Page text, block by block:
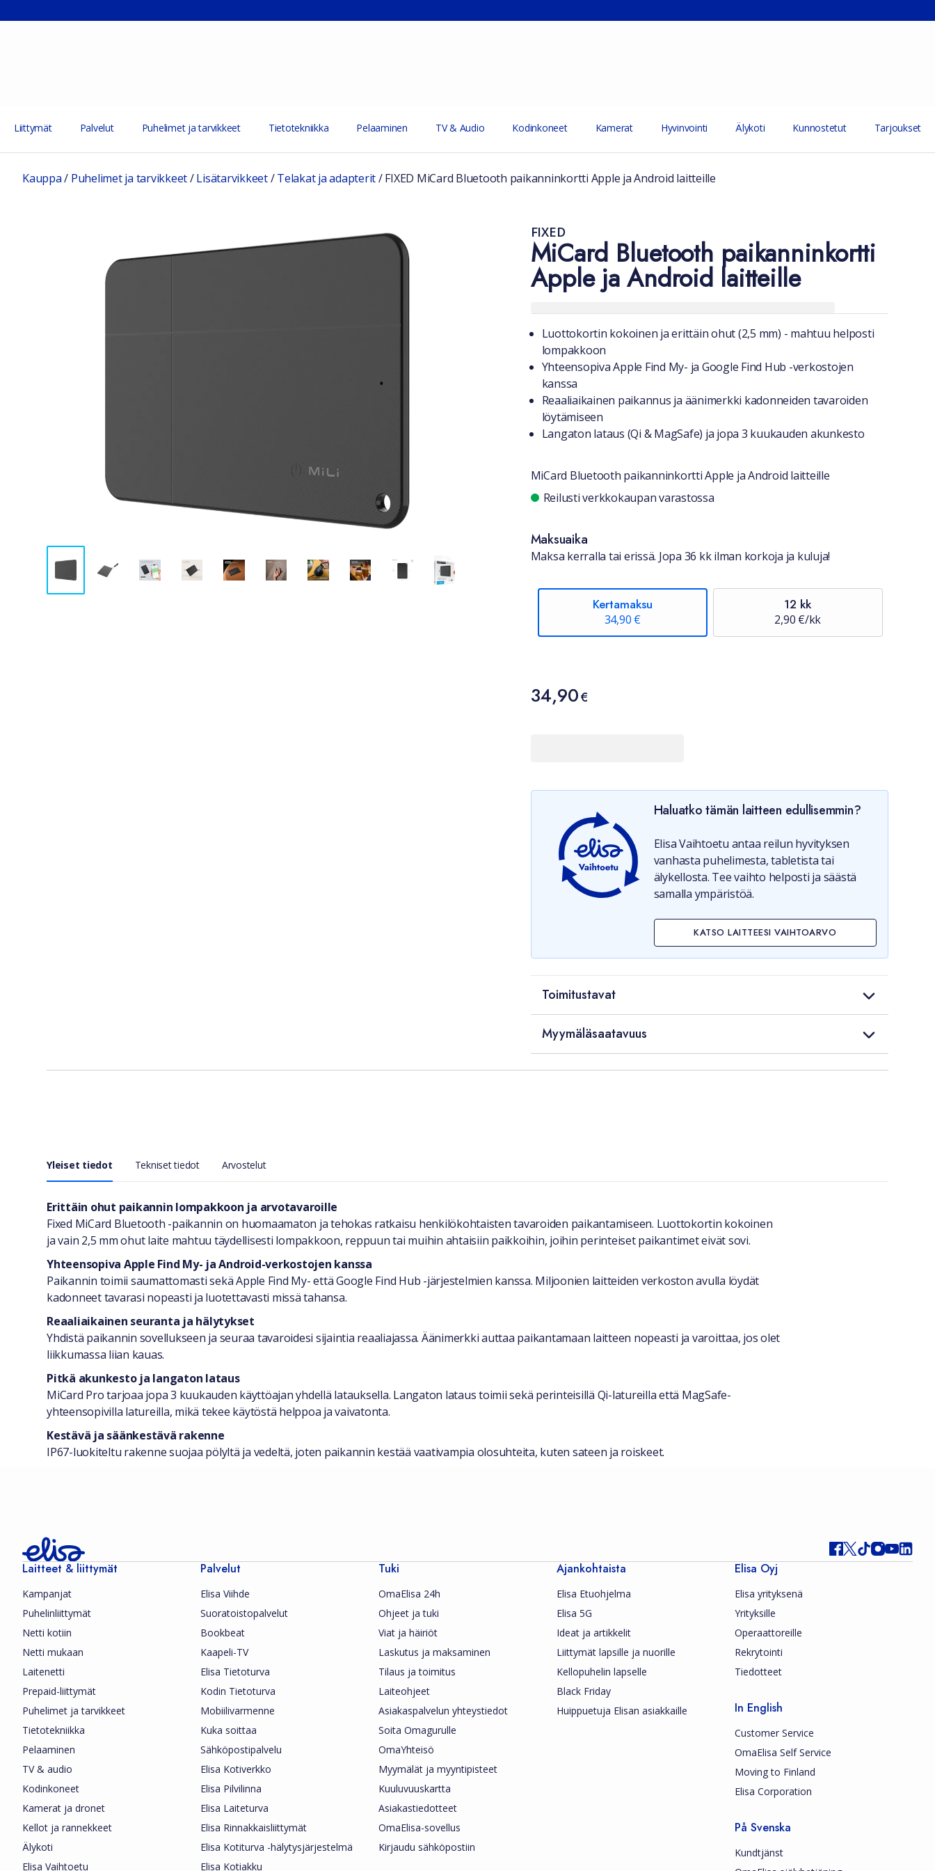
Liittymät Palvelut Puhelimet ja tarvikkeet Tietotekniikka Pelaaminen TV & Audio Kodinkoneet Kamerat Hyvinvointi Älykoti Kunnostetut Tarjoukset
Kauppa/ Puhelimet ja tarvikkeet/Lisätarvikkeet/Telakat ja adapterit/FIXED MiCard Bluetooth paikanninkortti Apple ja Android laitteille
FIXED
MiCard Bluetooth paikanninkortti
Apple ja Android laitteille
Tuotteesta lyhyesti
Luottokortin kokoinen ja erittäin ohut (2,5 mm) - mahtuu helposti
lompakkoon
Yhteensopiva Apple Find My- ja Google Find Hub -verkostojen
kanssa
Reaaliaikainen paikannus ja äänimerkki kadonneiden tavaroiden
löytämiseen
Langaton lataus (Qi & MagSafe) ja jopa 3 kuukauden akunkesto
MiCard Bluetooth paikanninkortti Apple ja Android laitteille
Saatavuustiedot
Reilusti verkkokaupan varastossa
Maksuaika
Maksa kerralla tai erissä. Jopa 36 kk ilman korkoja ja kuluja!
Kertamaksu
34,90 €
12 kk
2,90 €/kk
Hinta
34,90 €
34,90€
Haluatko tämän laitteen edullisemmin?
Elisa Vaihtoetu antaa reilun hyvityksen
vanhasta puhelimesta, tabletista tai
älykellosta. Tee vaihto helposti ja säästä
samalla ympäristöä.
KATSO LAITTEESI VAIHTOARVO
Toimitustavat
Myymäläsaatavuus
Yleiset tiedot Tekniset tiedot Arvostelut
Yleiset tiedot
Erittäin ohut paikannin lompakkoon ja arvotavaroille
Fixed MiCard Bluetooth -paikannin on huomaamaton ja tehokas ratkaisu henkilökohtaisten tavaroiden paikantamiseen. Luottokortin kokoinen
ja vain 2,5 mm ohut laite mahtuu täydellisesti lompakkoon, reppuun tai muihin ahtaisiin paikkoihin, joihin perinteiset paikantimet eivät sovi.
Yhteensopiva Apple Find My- ja Android-verkostojen kanssa
Paikannin toimii saumattomasti sekä Apple Find My- että Google Find Hub -järjestelmien kanssa. Miljoonien laitteiden verkoston avulla löydät
kadonneet tavarasi nopeasti ja luotettavasti missä tahansa.
Reaaliaikainen seuranta ja hälytykset
Yhdistä paikannin sovellukseen ja seuraa tavaroidesi sijaintia reaaliajassa. Äänimerkki auttaa paikantamaan laitteen nopeasti ja varoittaa, jos olet
liikkumassa liian kauas.
Pitkä akunkesto ja langaton lataus
MiCard Pro tarjoaa jopa 3 kuukauden käyttöajan yhdellä latauksella. Langaton lataus toimii sekä perinteisillä Qi-latureilla että MagSafe-
yhteensopivilla latureilla, mikä tekee käytöstä helppoa ja vaivatonta.
Kestävä ja säänkestävä rakenne
IP67-luokiteltu rakenne suojaa pölyltä ja vedeltä, joten paikannin kestää vaativampia olosuhteita, kuten sateen ja roiskeet.
Laitteet & liittymät
Kampanjat
Puhelinliittymät
Netti kotiin
Netti mukaan
Laitenetti
Prepaid-liittymät
Puhelimet ja tarvikkeet
Tietotekniikka
Pelaaminen
TV & audio
Kodinkoneet
Kamerat ja dronet
Kellot ja rannekkeet
Älykoti
Elisa Vaihtoetu
Palvelut
Elisa Viihde
Suoratoistopalvelut
Bookbeat
Kaapeli-TV
Elisa Tietoturva
Kodin Tietoturva
Mobiilivarmenne
Kuka soittaa
Sähköpostipalvelu
Elisa Kotiverkko
Elisa Pilvilinna
Elisa Laiteturva
Elisa Rinnakkaisliittymät
Elisa Kotiturva -hälytysjärjestelmä
Elisa Kotiakku
Tuki
OmaElisa 24h
Ohjeet ja tuki
Viat ja häiriöt
Laskutus ja maksaminen
Tilaus ja toimitus
Laiteohjeet
Asiakaspalvelun yhteystiedot
Soita Omagurulle
OmaYhteisö
Myymälät ja myyntipisteet
Kuuluvuuskartta
Asiakastiedotteet
OmaElisa-sovellus
Kirjaudu sähköpostiin
Ajankohtaista
Elisa Etuohjelma
Elisa 5G
Ideat ja artikkelit
Liittymät lapsille ja nuorille
Kellopuhelin lapselle
Black Friday
Huippuetuja Elisan asiakkaille
Elisa Oyj
Elisa yrityksenä
Yrityksille
Operaattoreille
Rekrytointi
Tiedotteet
In English
Customer Service
OmaElisa Self Service
Moving to Finland
Elisa Corporation
På Svenska
Kundtjänst